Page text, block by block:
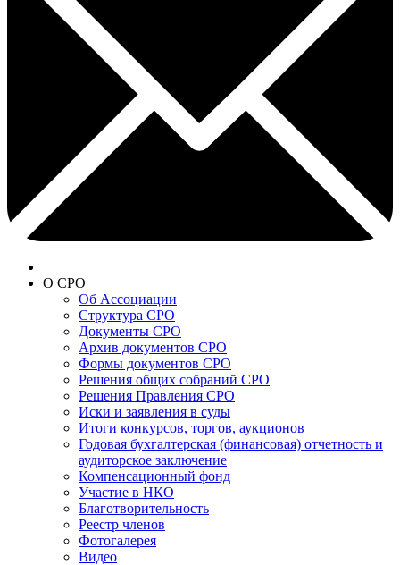
О СРО
Об Ассоциации
Структура СРО
Документы СРО
Архив документов СРО
Формы документов СРО
Решения общих собраний СРО
Решения Правления СРО
Иски и заявления в суды
Итоги конкурсов, торгов, аукционов
Годовая бухгалтерская (финансовая) отчетность и
аудиторское заключение
Компенсационный фонд
Участие в НКО
Благотворительность
Реестр членов
Фотогалерея
Видео